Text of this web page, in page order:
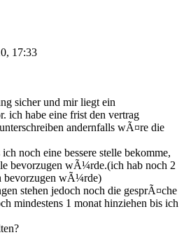
17:33
sicher und mir liegt ein
ich habe eine frist den vertrag
andernfalls wÃ¤re die
noch eine bessere stelle bekomme,
bevorzugen wÃ¼rde.(ich hab noch 2
bevorzugen wÃ¼rde)
stehen jedoch noch die gesprÃ¤che
mindestens 1 monat hinziehen bis ich